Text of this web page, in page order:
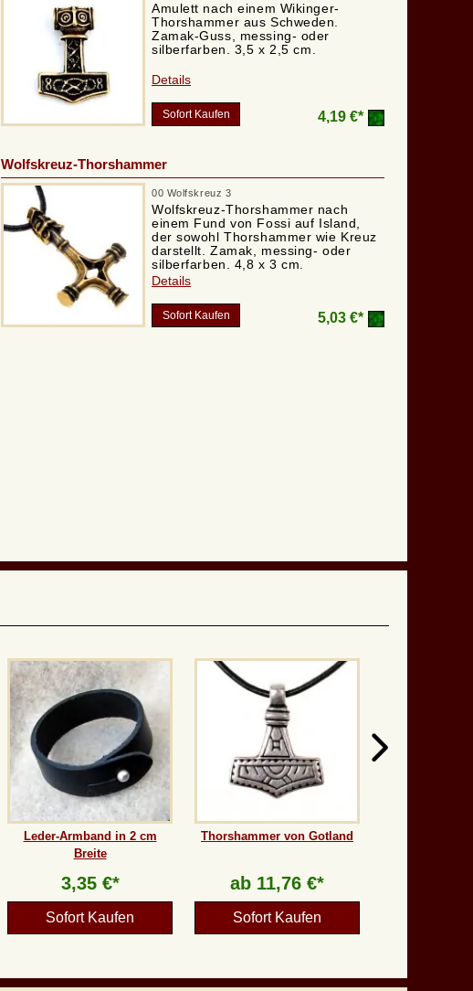
Amulett nach einem Wikinger-
Thorshammer aus Schweden.
Zamak-Guss, messing- oder
silberfarben. 3,5 x 2,5 cm.
Details
Sofort Kaufen 4,19 €*
Wolfskreuz-Thorshammer
00 Wolfskreuz 3
Wolfskreuz-Thorshammer nach
einem Fund von Fossi auf Island,
der sowohl Thorshammer wie Kreuz
darstellt. Zamak, messing- oder
silberfarben. 4,8 x 3 cm.
Details
Sofort Kaufen 5,03 €*
Leder-Armband in 2 cm
Breite
3,35 €*
Sofort Kaufen
Thorshammer von Gotland
ab 11,76 €*
Sofort Kaufen